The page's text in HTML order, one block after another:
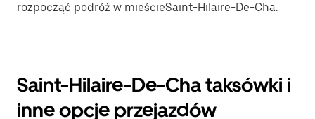
rozpocząć podróż w mieścieSaint-Hilaire-De-Cha.
Saint-Hilaire-De-Cha taksówki i
inne opcje przejazdów